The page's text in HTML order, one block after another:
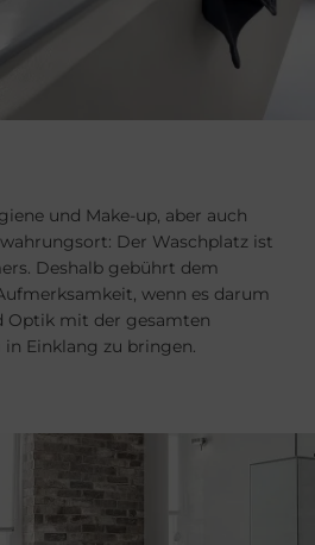
und Make-up, aber auch
Der Waschplatz ist
Deshalb gebührt dem
wenn es darum
Optik mit der gesamten
Einklang zu bringen.